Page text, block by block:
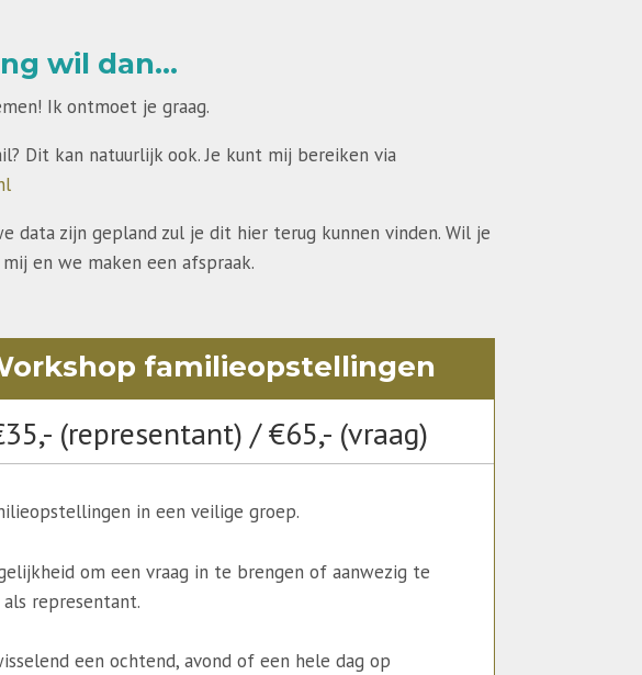
wil dan...
Ik ontmoet je graag.
Dit kan natuurlijk ook. Je kunt mij bereiken via
data zijn gepland zul je dit hier terug kunnen vinden. Wil je
en we maken een afspraak.
familieopstellingen
(representant) / €65,- (vraag)
in een veilige groep.
om een vraag in te brengen of aanwezig te
als representant.
een ochtend, avond of een hele dag op